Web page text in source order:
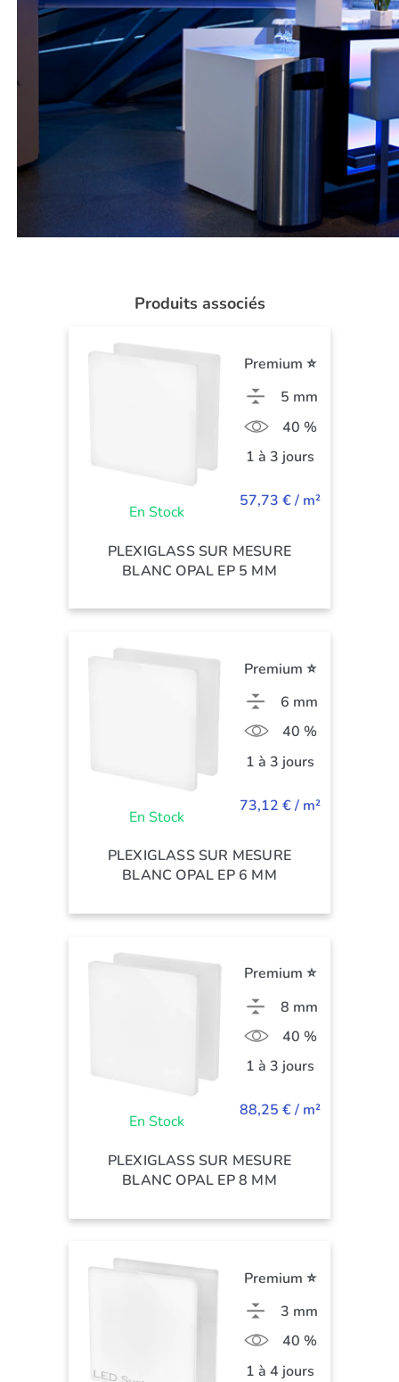
Produits associés
En Stock
Premium ⭐
5 mm
40 %
1 à 3 jours
57,73 € / m²
PLEXIGLASS SUR MESURE
BLANC OPAL EP 5 MM
En Stock
Premium ⭐
6 mm
40 %
1 à 3 jours
73,12 € / m²
PLEXIGLASS SUR MESURE
BLANC OPAL EP 6 MM
En Stock
Premium ⭐
8 mm
40 %
1 à 3 jours
88,25 € / m²
PLEXIGLASS SUR MESURE
BLANC OPAL EP 8 MM
Premium ⭐
3 mm
40 %
1 à 4 jours